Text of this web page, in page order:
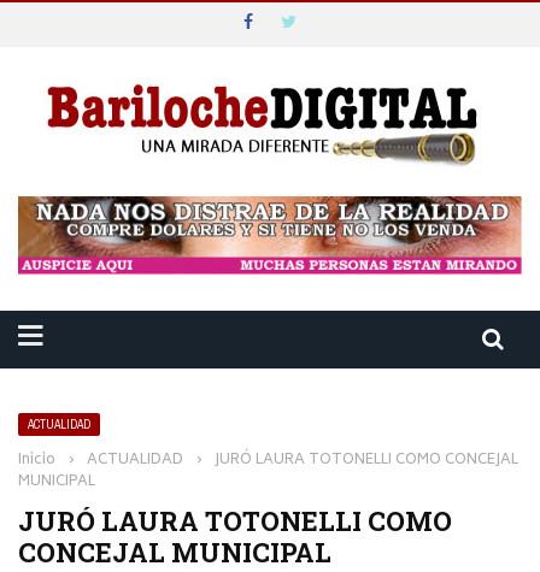
ACTUALIDAD
Inicio › ACTUALIDAD › JURÓ LAURA TOTONELLI COMO CONCEJAL
MUNICIPAL
JURÓ LAURA TOTONELLI COMO
CONCEJAL MUNICIPAL